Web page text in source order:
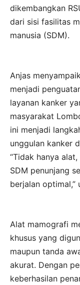
dikembangkan
dari sisi fasilitas
manusia (SDM).
Anjas
menjadi
layanan kanker
masyarakat
ini menjadi
unggulan kanker
“Tidak hanya
SDM penunjang
berjalan optimal,”
Alat mamografi
khusus yang
maupun tanda
akurat. Dengan
keberhasilan